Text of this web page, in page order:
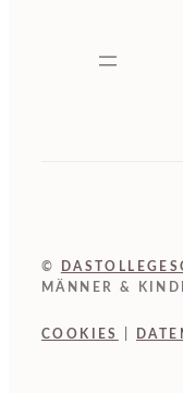
©
MÄNNER &
COOKIES